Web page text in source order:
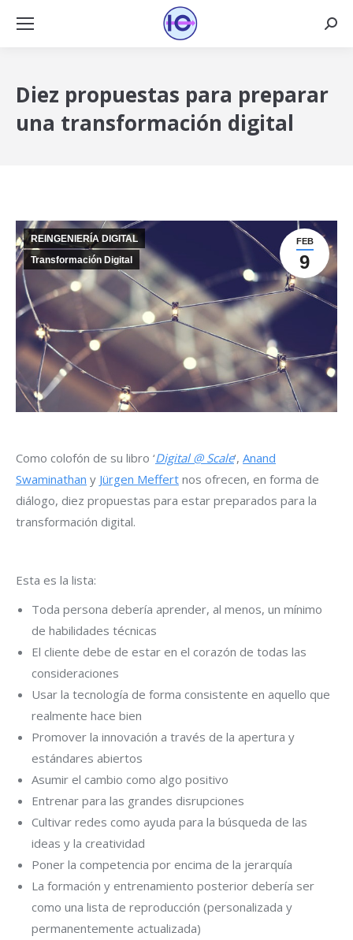
Diez propuestas para preparar
una transformación digital
FEB
9
REINGENIERÍA DIGITAL
Transformación Digital
Como colofón de su libro ‘Digital @ Scale‘, Anand
Swaminathan y Jürgen Meffert nos ofrecen, en forma de
diálogo, diez propuestas para estar preparados para la
transformación digital.
Esta es la lista:
Toda persona debería aprender, al menos, un mínimo
de habilidades técnicas
El cliente debe de estar en el corazón de todas las
consideraciones
Usar la tecnología de forma consistente en aquello que
realmente hace bien
Promover la innovación a través de la apertura y
estándares abiertos
Asumir el cambio como algo positivo
Entrenar para las grandes disrupciones
Cultivar redes como ayuda para la búsqueda de las
ideas y la creatividad
Poner la competencia por encima de la jerarquía
La formación y entrenamiento posterior debería ser
como una lista de reproducción (personalizada y
permanentemente actualizada)